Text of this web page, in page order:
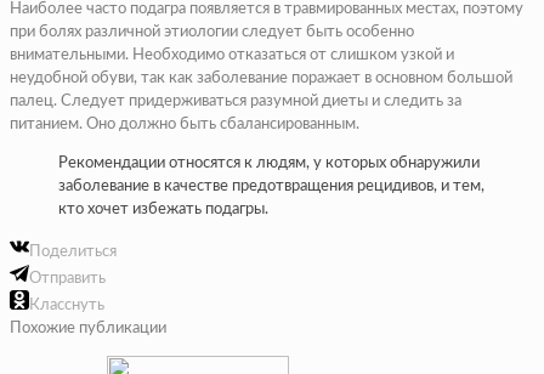
Наиболее часто подагра появляется в травмированных местах, поэтому
при болях различной этиологии следует быть особенно
внимательными. Необходимо отказаться от слишком узкой и
неудобной обуви, так как заболевание поражает в основном большой
палец. Следует придерживаться разумной диеты и следить за
питанием. Оно должно быть сбалансированным.
Рекомендации относятся к людям, у которых обнаружили
заболевание в качестве предотвращения рецидивов, и тем,
кто хочет избежать подагры.
Поделиться
Отправить
Класснуть
Похожие публикации